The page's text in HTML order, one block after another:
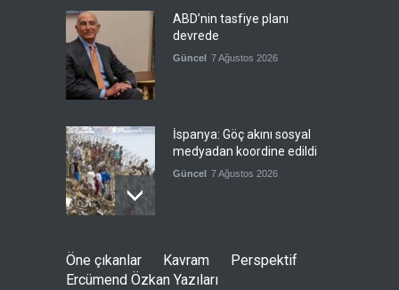
ABD’nin tasfiye planı
devrede
Güncel 7 Ağustos 2026
İspanya: Göç akını sosyal
medyadan koordine edildi
Güncel 7 Ağustos 2026
Meta'ya, çocukların ruh
sağlığını bozuyorsun cezası
Öne çıkanlar Kavram
Perspektif
Ercümend Özkan Yazıları